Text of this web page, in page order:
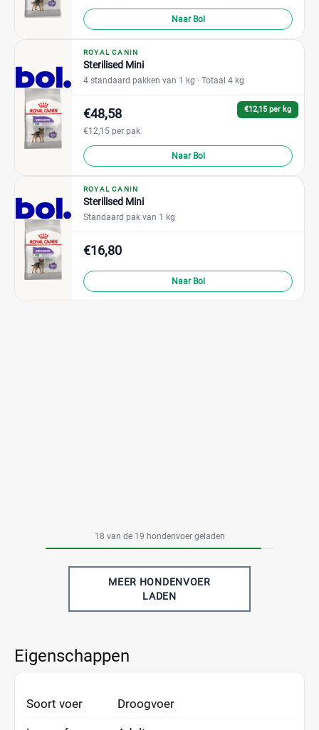
Naar Bol
ROYAL CANIN
Sterilised Mini
4 standaard pakken van 1 kg · Totaal 4 kg
€12,15 per kg
€48,58
€12,15 per pak
Naar Bol
ROYAL CANIN
Sterilised Mini
Standaard pak van 1 kg
€16,80
Naar Bol
18 van de 19 hondenvoer geladen
MEER HONDENVOER
LADEN
Eigenschappen
Soort voer Droogvoer